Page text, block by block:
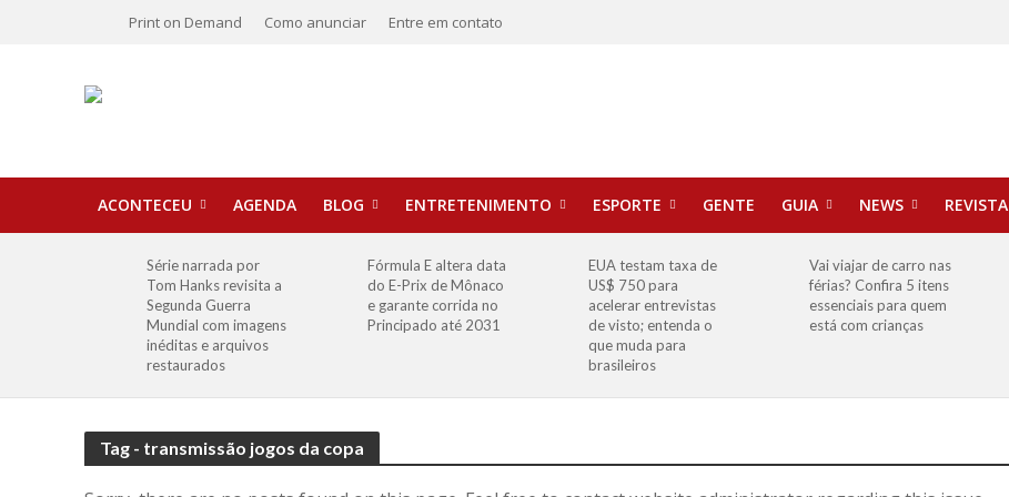
Print on Demand Como anunciar Entre em contato
ACONTECEU AGENDA BLOG ENTRETENIMENTO ESPORTE GENTE GUIA NEWS REVISTA
Série narrada por
Tom Hanks revisita a
Segunda Guerra
Mundial com imagens
inéditas e arquivos
restaurados
Fórmula E altera data
do E-Prix de Mônaco
e garante corrida no
Principado até 2031
EUA testam taxa de
US$ 750 para
acelerar entrevistas
de visto; entenda o
que muda para
brasileiros
Vai viajar de carro nas
férias? Confira 5 itens
essenciais para quem
está com crianças
Tag - transmissão jogos da copa